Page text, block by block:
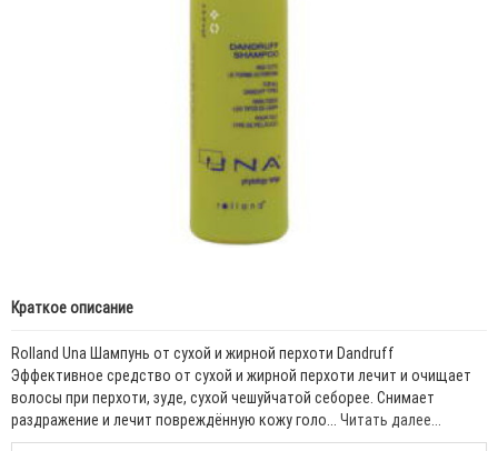
Краткое описание
Rolland Una Шампунь от сухой и жирной перхоти Dandruff
Эффективное средство от сухой и жирной перхоти лечит и очищает
волосы при перхоти, зуде, сухой чешуйчатой себорее. Снимает
раздражение и лечит повреждённую кожу голо... Читать далее...